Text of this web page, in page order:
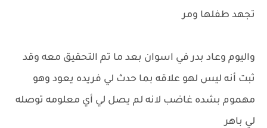
تجهد طفلها ومر
واليوم وعاد بدر في اسوان بعد ما تم التحقيق معه وقد
ثبت أنه ليس لهو علاقه بما حدث لي فريده يعود وهو
مهموم بشده غاضب لانه لم يصل لي أي معلومه توصله
لي باهر